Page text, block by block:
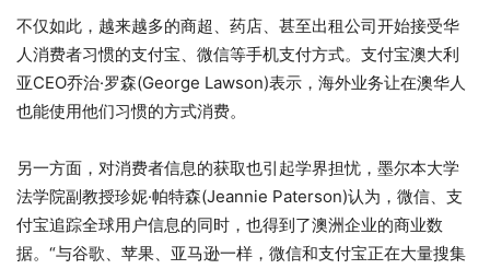
不仅如此，越来越多的商超、药店、甚至出租公司开始接受华
人消费者习惯的支付宝、微信等手机支付方式。支付宝澳大利
亚CEO乔治·罗森(George Lawson)表示，海外业务让在澳华人
也能使用他们习惯的方式消费。
另一方面，对消费者信息的获取也引起学界担忧，墨尔本大学
法学院副教授珍妮·帕特森(Jeannie Paterson)认为，微信、支
付宝追踪全球用户信息的同时，也得到了澳洲企业的商业数
据。“与谷歌、苹果、亚马逊一样，微信和支付宝正在大量搜集